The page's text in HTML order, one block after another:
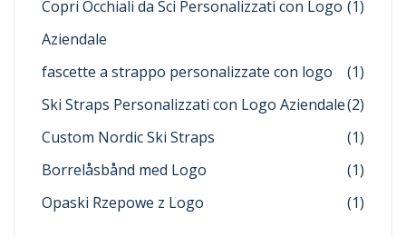
Copri Occhiali da Sci Personalizzati con Logo
Aziendale
(1)
fascette a strappo personalizzate con logo
(1)
Ski Straps Personalizzati con Logo Aziendale(2)
Custom Nordic Ski Straps
(1)
Borrelåsbånd med Logo
(1)
Opaski Rzepowe z Logo
(1)